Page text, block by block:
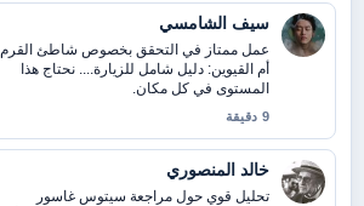
سيف الشامسي
عمل ممتاز في التحقق بخصوص شاطئ القرم
أم القيوين: دليل شامل للزيارة.... نحتاج هذا
المستوى في كل مكان.
9 دقيقة
خالد المنصوري
تحليل قوي حول مراجعة سيتوس غاسور